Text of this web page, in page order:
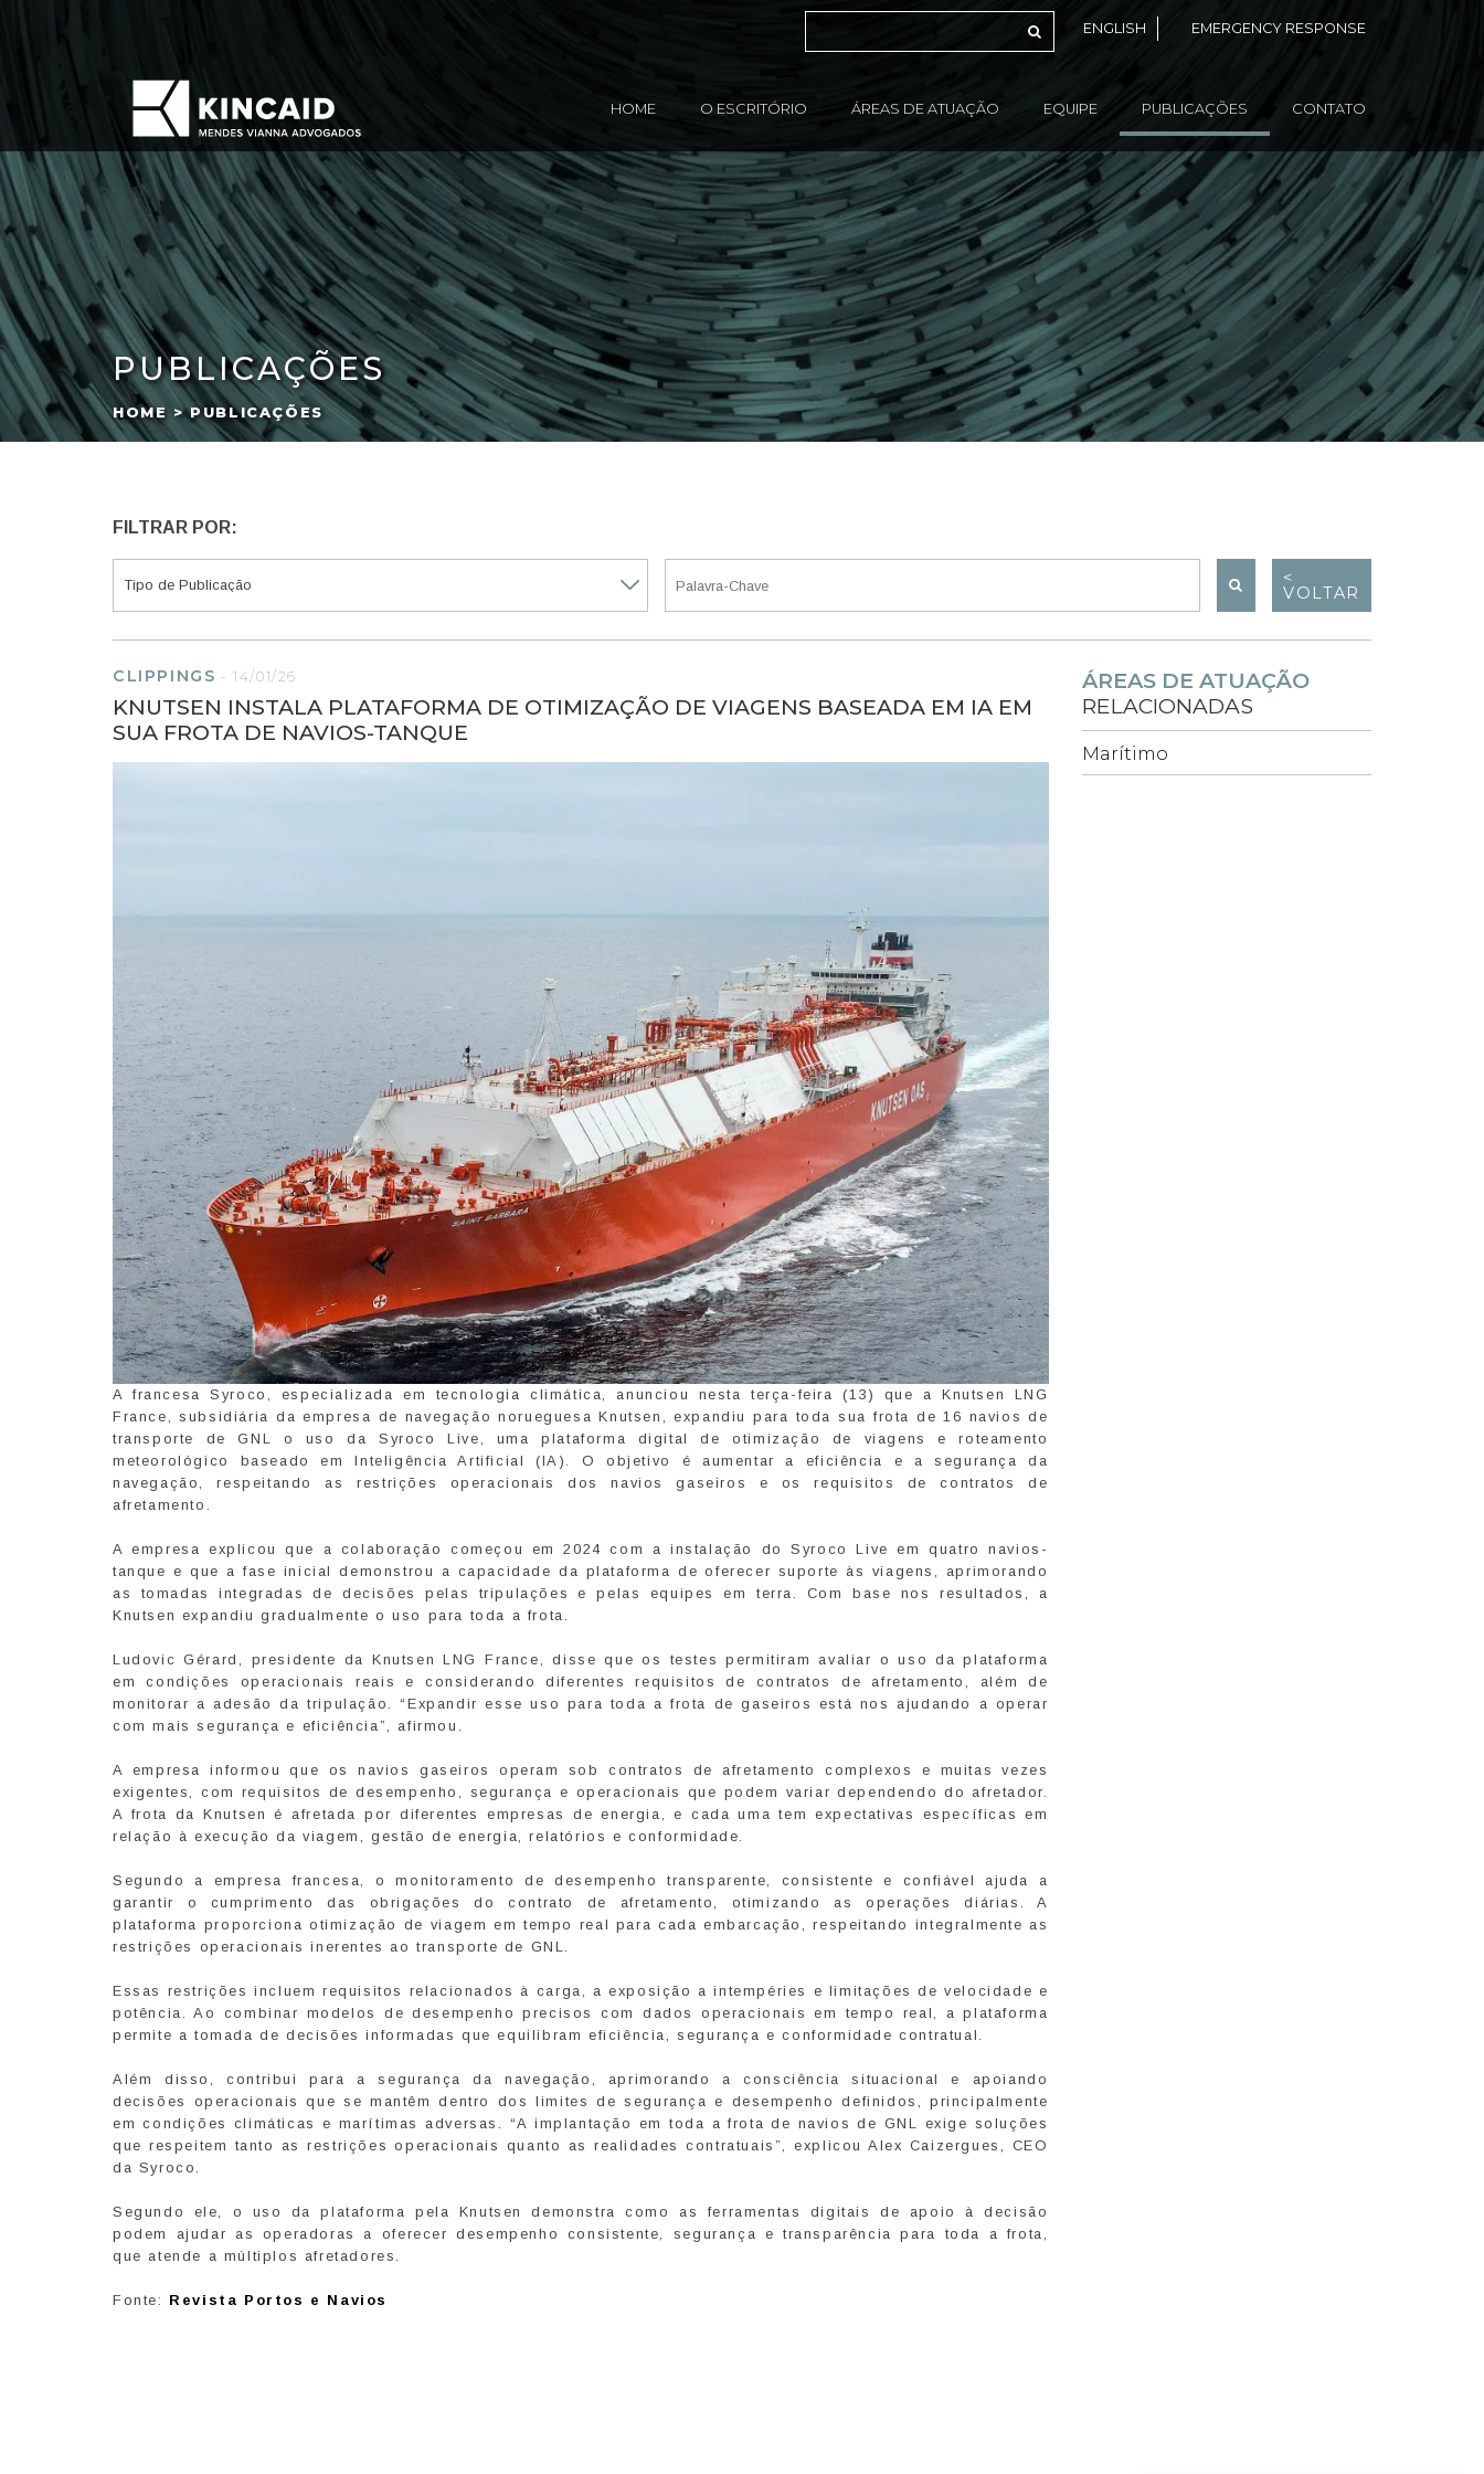
ENGLISH EMERGENCY RESPONSE
HOME O ESCRITÓRIO ÁREAS DE ATUAÇÃO EQUIPE PUBLICAÇÕES CONTATO
PUBLICAÇÕES
HOME > PUBLICAÇÕES
FILTRAR POR:
<
VOLTAR
CLIPPINGS -14/01/26
KNUTSEN INSTALA PLATAFORMA DE OTIMIZAÇÃO DE VIAGENS BASEADA EM IA EM
SUA FROTA DE NAVIOS-TANQUE
A francesa Syroco, especializada em tecnologia climática, anunciou nesta terça-feira (13) que a Knutsen LNG
France, subsidiária da empresa de navegação norueguesa Knutsen, expandiu para toda sua frota de 16 navios de
transporte de GNL o uso da Syroco Live, uma plataforma digital de otimização de viagens e roteamento
meteorológico baseado em Inteligência Artificial (IA). O objetivo é aumentar a eficiência e a segurança da
navegação, respeitando as restrições operacionais dos navios gaseiros e os requisitos de contratos de
afretamento.
A empresa explicou que a colaboração começou em 2024 com a instalação do Syroco Live em quatro navios-
tanque e que a fase inicial demonstrou a capacidade da plataforma de oferecer suporte às viagens, aprimorando
as tomadas integradas de decisões pelas tripulações e pelas equipes em terra. Com base nos resultados, a
Knutsen expandiu gradualmente o uso para toda a frota.
Ludovic Gérard, presidente da Knutsen LNG France, disse que os testes permitiram avaliar o uso da plataforma
em condições operacionais reais e considerando diferentes requisitos de contratos de afretamento, além de
monitorar a adesão da tripulação. “Expandir esse uso para toda a frota de gaseiros está nos ajudando a operar
com mais segurança e eficiência”, afirmou.
A empresa informou que os navios gaseiros operam sob contratos de afretamento complexos e muitas vezes
exigentes, com requisitos de desempenho, segurança e operacionais que podem variar dependendo do afretador.
A frota da Knutsen é afretada por diferentes empresas de energia, e cada uma tem expectativas específicas em
relação à execução da viagem, gestão de energia, relatórios e conformidade.
Segundo a empresa francesa, o monitoramento de desempenho transparente, consistente e confiável ajuda a
garantir o cumprimento das obrigações do contrato de afretamento, otimizando as operações diárias. A
plataforma proporciona otimização de viagem em tempo real para cada embarcação, respeitando integralmente as
restrições operacionais inerentes ao transporte de GNL.
Essas restrições incluem requisitos relacionados à carga, a exposição a intempéries e limitações de velocidade e
potência. Ao combinar modelos de desempenho precisos com dados operacionais em tempo real, a plataforma
permite a tomada de decisões informadas que equilibram eficiência, segurança e conformidade contratual.
Além disso, contribui para a segurança da navegação, aprimorando a consciência situacional e apoiando
decisões operacionais que se mantêm dentro dos limites de segurança e desempenho definidos, principalmente
em condições climáticas e marítimas adversas. “A implantação em toda a frota de navios de GNL exige soluções
que respeitem tanto as restrições operacionais quanto as realidades contratuais”, explicou Alex Caizergues, CEO
da Syroco.
Segundo ele, o uso da plataforma pela Knutsen demonstra como as ferramentas digitais de apoio à decisão
podem ajudar as operadoras a oferecer desempenho consistente, segurança e transparência para toda a frota,
que atende a múltiplos afretadores.
Fonte: Revista Portos e Navios
ÁREAS DE ATUAÇÃO
RELACIONADAS
Marítimo